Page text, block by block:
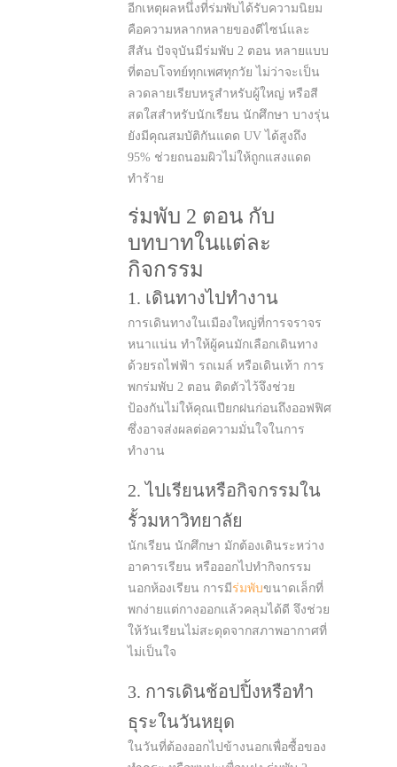
อีกเหตุผลหนึ่งที่ร่มพับได้รับความนิยม
คือความหลากหลายของดีไซน์และ
สีสัน ปัจจุบันมีร่มพับ 2 ตอน หลายแบบ
ที่ตอบโจทย์ทุกเพศทุกวัย ไม่ว่าจะเป็น
ลวดลายเรียบหรูสำหรับผู้ใหญ่ หรือสี
สดใสสำหรับนักเรียน นักศึกษา บางรุ่น
ยังมีคุณสมบัติกันแดด UV ได้สูงถึง
95% ช่วยถนอมผิวไม่ให้ถูกแสงแดด
ทำร้าย
ร่มพับ 2 ตอน กับ
บทบาทในแต่ละ
กิจกรรม
1. เดินทางไปทำงาน
การเดินทางในเมืองใหญ่ที่การจราจร
หนาแน่น ทำให้ผู้คนมักเลือกเดินทาง
ด้วยรถไฟฟ้า รถเมล์ หรือเดินเท้า การ
พกร่มพับ 2 ตอน ติดตัวไว้จึงช่วย
ป้องกันไม่ให้คุณเปียกฝนก่อนถึงออฟฟิศ
ซึ่งอาจส่งผลต่อความมั่นใจในการ
ทำงาน
2. ไปเรียนหรือกิจกรรมใน
รั้วมหาวิทยาลัย
นักเรียน นักศึกษา มักต้องเดินระหว่าง
อาคารเรียน หรือออกไปทำกิจกรรม
นอกห้องเรียน การมีร่มพับขนาดเล็กที่
พกง่ายแต่กางออกแล้วคลุมได้ดี จึงช่วย
ให้วันเรียนไม่สะดุดจากสภาพอากาศที่
ไม่เป็นใจ
3. การเดินช้อปปิ้งหรือทำ
ธุระในวันหยุด
ในวันที่ต้องออกไปข้างนอกเพื่อซื้อของ